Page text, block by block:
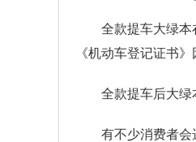
全款提车大绿本
《机动车登记证书
全款提车后大绿
有不少消费者会